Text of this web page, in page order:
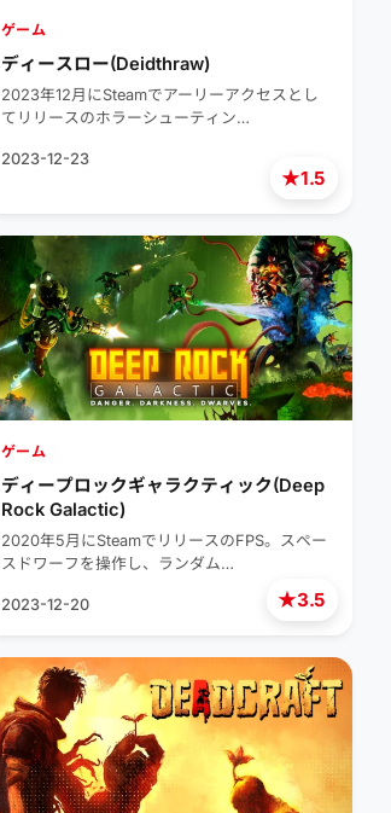
★1.5
ゲーム
ディースロー(Deidthraw)
2023年12月にSteamでアーリーアクセスとし
てリリースのホラーシューティン…
2023-12-23
★3.5
ゲーム
ディープロックギャラクティック(Deep
Rock Galactic)
2020年5月にSteamでリリースのFPS。スペー
スドワーフを操作し、ランダム…
2023-12-20